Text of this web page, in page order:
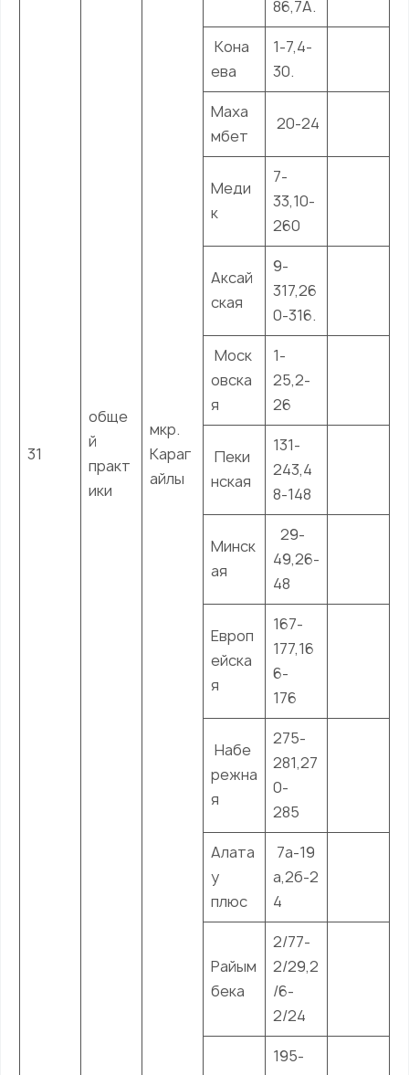
31
обще
й
практ
ики
мкр.
Караг
айлы
86,7А.
Кона
ева
1-7,4-
30.
Маха
мбет
20-24
Меди
к
7-
33,10-
260
Аксай
ская
9-
317,26
0-316.
Моск
овска
я
1-
25,2-
26
Пеки
нская
131-
243,4
8-148
Минск
ая
29-
49,26-
48
Европ
ейска
я
167-
177,16
6-
176
Набе
режна
я
275-
281,27
0-
285
Алата
у
плюс
7а-19
а,2б-2
4
Райым
бека
2/77-
2/29,2
/6-
2/24
195-